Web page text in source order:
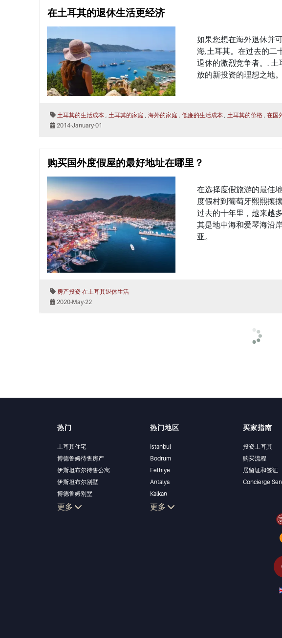
在土耳其的退休生活更经济
如果您想在海外退休并
海,土耳其。在过去的二
退休的激烈竞争者。.
放的新投资的理想之地
土耳其的生活成本 土耳其的家庭 海外的家庭 低廉的生活成本 土耳其的价格 在国
2014-January-01
购买国外度假屋的最好地址在哪里？
在选择度假旅游的最佳
度假村到葡萄牙熙熙攘
过去的十年里，越来越
其是地中海和爱琴海沿
亚。
房产投资 在土耳其退休生活
2020-May-22
热门
土耳其住宅
博德鲁姆待售房产
伊斯坦布尔待售公寓
伊斯坦布尔别墅
博德鲁姆别墅
安塔利亚待售公寓
更多
热门地区
Istanbul
Bodrum
Fethiye
Antalya
Kalkan
Alanya
更多
买家指南
投资土耳其
购买流程
居留证和签证
Concierge